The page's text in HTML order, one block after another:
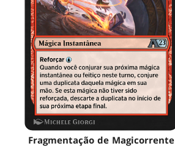
Fragmentação de Magicorrente